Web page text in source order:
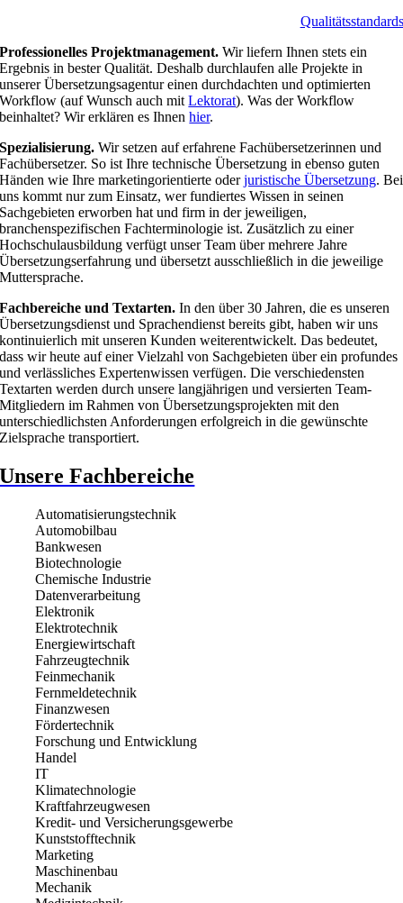
Qualitätsstandards
Professionelles Projektmanagement. Wir liefern Ihnen stets ein
Ergebnis in bester Qualität. Deshalb durchlaufen alle Projekte in
unserer Übersetzungsagentur einen durchdachten und optimierten
Workflow (auf Wunsch auch mitLektorat). Was der Workflow
beinhaltet? Wir erklären es Ihnenhier.
Spezialisierung. Wir setzen auf erfahrene Fachübersetzerinnen und
Fachübersetzer. So ist Ihre technische Übersetzung in ebenso guten
Händen wie Ihre marketingorientierte oderjuristische Übersetzung. Bei
uns kommt nur zum Einsatz, wer fundiertes Wissen in seinen
Sachgebieten erworben hat und firm in der jeweiligen,
branchenspezifischen Fachterminologie ist. Zusätzlich zu einer
Hochschulausbildung verfügt unser Team über mehrere Jahre
Übersetzungserfahrung und übersetzt ausschließlich in die jeweilige
Muttersprache.
Fachbereiche und Textarten. In den über 30 Jahren, die es unseren
Übersetzungsdienst und Sprachendienst bereits gibt, haben wir uns
kontinuierlich mit unseren Kunden weiterentwickelt. Das bedeutet,
dass wir heute auf einer Vielzahl von Sachgebieten über ein profundes
und verlässliches Expertenwissen verfügen. Die verschiedensten
Textarten werden durch unsere langjährigen und versierten Team-
Mitgliedern im Rahmen von Übersetzungsprojekten mit den
unterschiedlichsten Anforderungen erfolgreich in die gewünschte
Zielsprache transportiert.
Unsere Fachbereiche
Automatisierungstechnik
Automobilbau
Bankwesen
Biotechnologie
Chemische Industrie
Datenverarbeitung
Elektronik
Elektrotechnik
Energiewirtschaft
Fahrzeugtechnik
Feinmechanik
Fernmeldetechnik
Finanzwesen
Fördertechnik
Forschung und Entwicklung
Handel
IT
Klimatechnologie
Kraftfahrzeugwesen
Kredit- und Versicherungsgewerbe
Kunststofftechnik
Marketing
Maschinenbau
Mechanik